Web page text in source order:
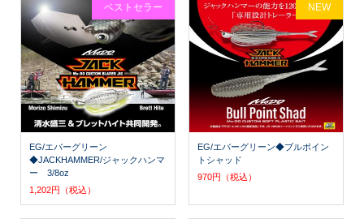
EG/エバーグリーン
◆JACKHAMMER/ジャックハンマ
ー 3/8oz
1,202円（税込）
ベストセラー
EG/エバーグリーン◆ブルポイン
トシャッド
970円（税込）
NEW